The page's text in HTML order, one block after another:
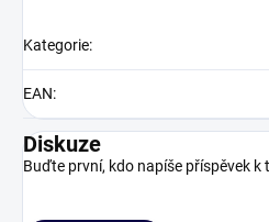
Kategorie:
EAN:
Diskuze
Buďte první, kdo napíše příspěvek k